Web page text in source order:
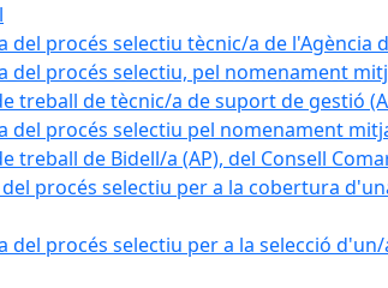
del procés selectiu tècnic/a de l'Agència
del procés selectiu, pel nomenament
treball de tècnic/a de suport de gestió
del procés selectiu pel nomenament
treball de Bidell/a (AP), del Consell
del procés selectiu per a la cobertura
del procés selectiu per a la selecció